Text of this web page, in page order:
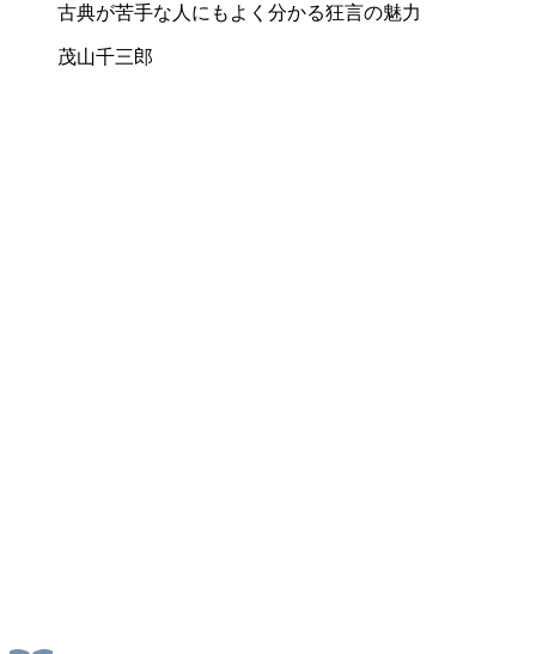
古典が苦手な人にもよく分かる狂言の魅力
茂山千三郎